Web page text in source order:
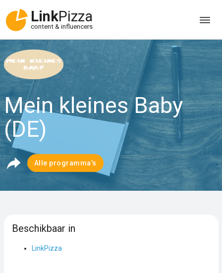
LinkPizza
content & influencers
Mein kleines Baby
(DE)
Alle programma’s
Beschikbaar in
LinkPizza